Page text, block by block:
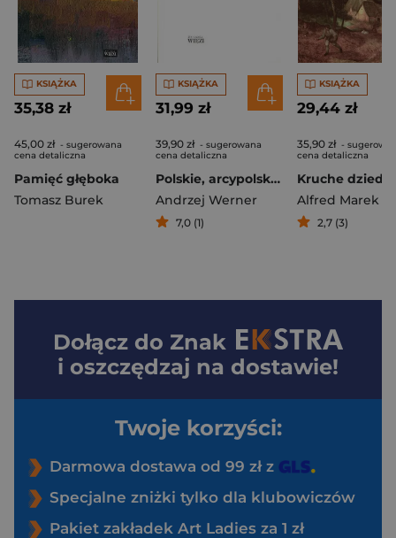
KSIĄŻKA
35,38 zł
45,00 zł - sugerowana
cena detaliczna
Pamięć głęboka
Tomasz Burek
KSIĄŻKA
31,99 zł
39,90 zł - sugerowana
cena detaliczna
Polskie, arcypolskie ...
Andrzej Werner
7,0 (1)
KSIĄŻKA
29,44 zł
35,90 zł -
cena detaliczna
2,7 (3)
Dołącz do Znak
i oszczędzaj na dostawie!
Twoje korzyści:
Darmowa dostawa od 99 zł z
Specjalne zniżki tylko dla klubowiczów
Pakiet zakładek Art Ladies za 1 zł